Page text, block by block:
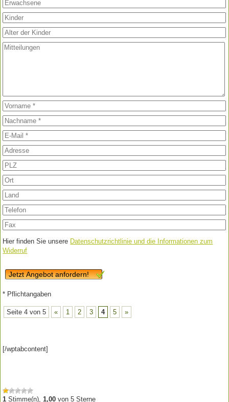
Hier finden Sie unsere Datenschutzrichtlinie und die Informationen zum
Widerruf
Jetzt Angebot anfordern!
* Pflichtangaben
Seite 4 von 5 « 1 2 3 4 5 »
[/wptabcontent]
1 Stimme(n),1,00 von5 Sterne